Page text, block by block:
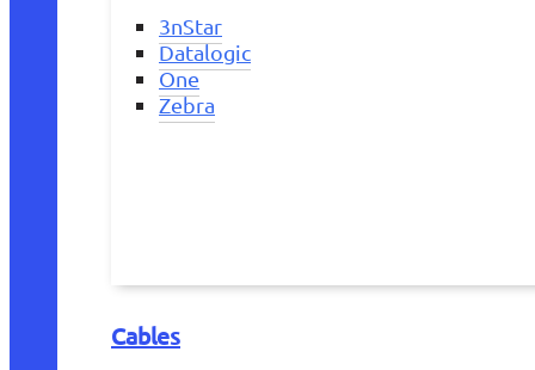
3nStar
Datalogic
One
Zebra
Cables